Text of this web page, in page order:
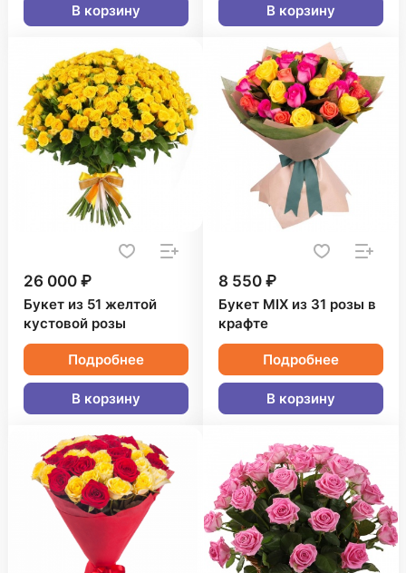
В корзину В корзину
26 000 ₽
Букет из 51 желтой
кустовой розы
Подробнее
В корзину
8 550 ₽
Букет MIX из 31 розы в
крафте
Подробнее
В корзину